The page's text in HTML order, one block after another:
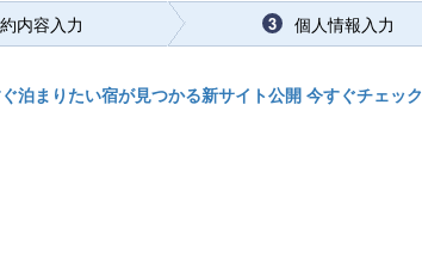
内容入力 3 個人情報入力
泊まりたい宿が見つかる新サイト公開 今すぐチェック